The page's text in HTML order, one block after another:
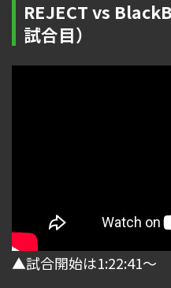
REJECT vs
試合目）
▲試合開始は1:22:41～